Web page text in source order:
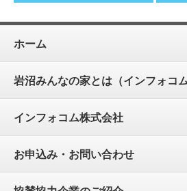
ホーム
岩沼みんなの家とは（インフォコ
インフォコム株式会社
お申込み・お問い合わせ